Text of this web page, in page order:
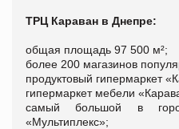
ТРЦ Караван в Днепре:
общая площадь 97 500 м²;
более 200 магазинов
продуктовый гипермаркет
гипермаркет мебели
самый большой в
«Мультиплекс»;